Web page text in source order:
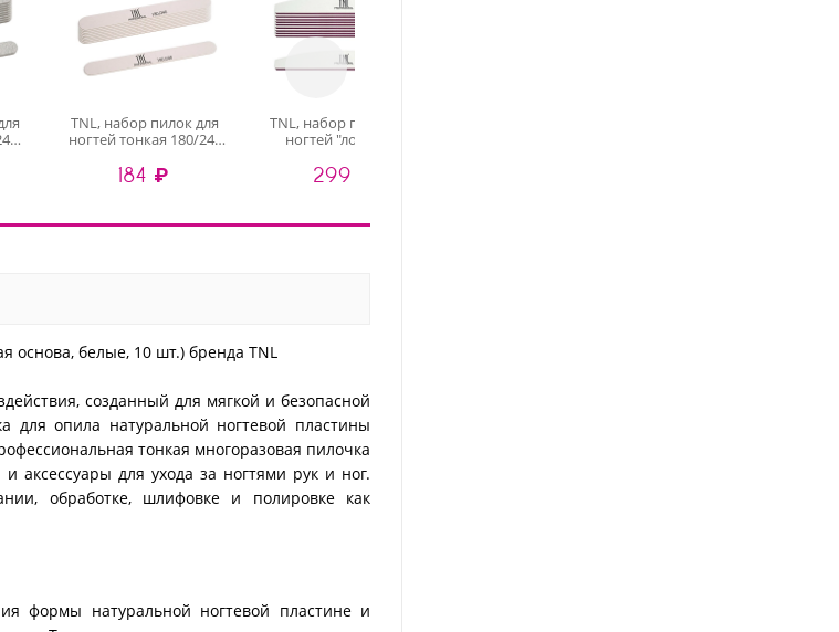
TNL, набор пилок для
ногтей тонкая 180/240
(деревянная основа,
белые), 10 шт
184 ₽
TNL, набор пилок для
ногтей "лодочка"
качество (белые), 10 шт
299 ₽
основа, белые, 10 шт.) бренда TNL
созданный для мягкой и безопасной
для опила натуральной ногтевой пластины
тонкая многоразовая пилочка
для ухода за ногтями рук и ног.
обработке, шлифовке и полировке как
формы натуральной ногтевой пластине и